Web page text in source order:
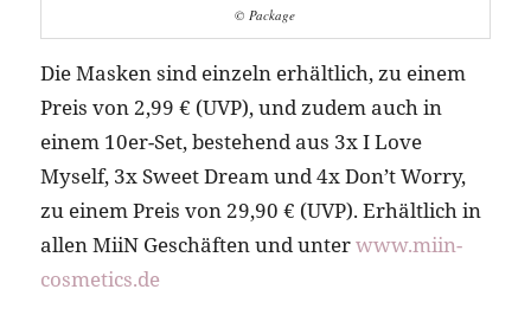
© Package
Die Masken sind einzeln erhältlich, zu einem
Preis von 2,99 € (UVP), und zudem auch in
einem 10er-Set, bestehend aus 3x I Love
Myself, 3x Sweet Dream und 4x Don’t Worry,
zu einem Preis von 29,90 € (UVP). Erhältlich in
allen MiiN Geschäften und unterwww.miin-
cosmetics.de